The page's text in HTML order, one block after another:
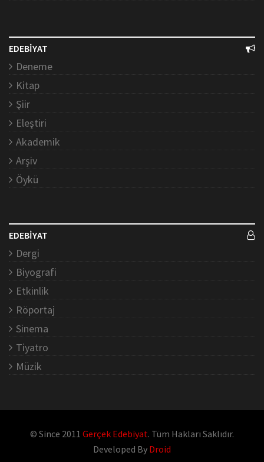
EDEBİYAT
Deneme
Kitap
Şiir
Eleştiri
Akademik
Arşiv
Öykü
EDEBİYAT
Dergi
Biyografi
Etkinlik
Röportaj
Sinema
Tiyatro
Müzik
© Since 2011 Gerçek Edebiyat. Tüm Hakları Saklıdır.
Developed By Droid